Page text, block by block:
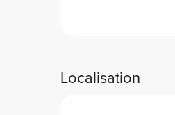
Localisation